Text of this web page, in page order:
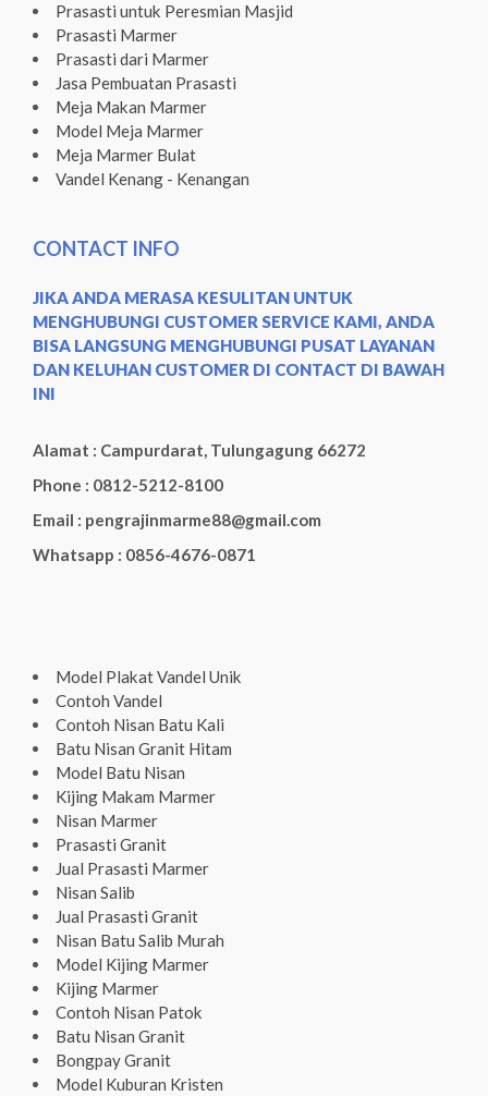
Prasasti untuk Peresmian Masjid
Prasasti Marmer
Prasasti dari Marmer
Jasa Pembuatan Prasasti
Meja Makan Marmer
Model Meja Marmer
Meja Marmer Bulat
Vandel Kenang - Kenangan
CONTACT INFO
JIKA ANDA MERASA KESULITAN UNTUK
MENGHUBUNGI CUSTOMER SERVICE KAMI, ANDA
BISA LANGSUNG MENGHUBUNGI PUSAT LAYANAN
DAN KELUHAN CUSTOMER DI CONTACT DI BAWAH
INI
Alamat : Campurdarat, Tulungagung 66272
Phone : 0812-5212-8100
Email : pengrajinmarme88@gmail.com
Whatsapp : 0856-4676-0871
Model Plakat Vandel Unik
Contoh Vandel
Contoh Nisan Batu Kali
Batu Nisan Granit Hitam
Model Batu Nisan
Kijing Makam Marmer
Nisan Marmer
Prasasti Granit
Jual Prasasti Marmer
Nisan Salib
Jual Prasasti Granit
Nisan Batu Salib Murah
Model Kijing Marmer
Kijing Marmer
Contoh Nisan Patok
Batu Nisan Granit
Bongpay Granit
Model Kuburan Kristen